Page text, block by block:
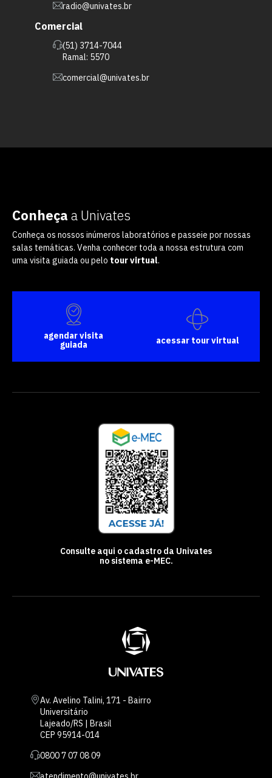
radio@univates.br
Comercial
(51) 3714-7044
Ramal: 5570
comercial@univates.br
Conheça a Univates
Conheça os nossos inúmeros laboratórios e passeie por nossas
salas temáticas. Venha conhecer toda a nossa estrutura com
uma visita guiada ou pelo tour virtual.
agendar visita
guiada
acessar tour virtual
Consulte aqui o cadastro da Univates
no sistema e-MEC.
Av. Avelino Talini, 171 - Bairro
Universitário
Lajeado/RS | Brasil
CEP 95914-014
0800 7 07 08 09